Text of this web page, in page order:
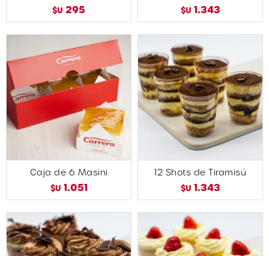
$U 295 $U 1.343
Caja de 6 Masini
$U 1.051
12 Shots de Tiramisú
$U 1.343